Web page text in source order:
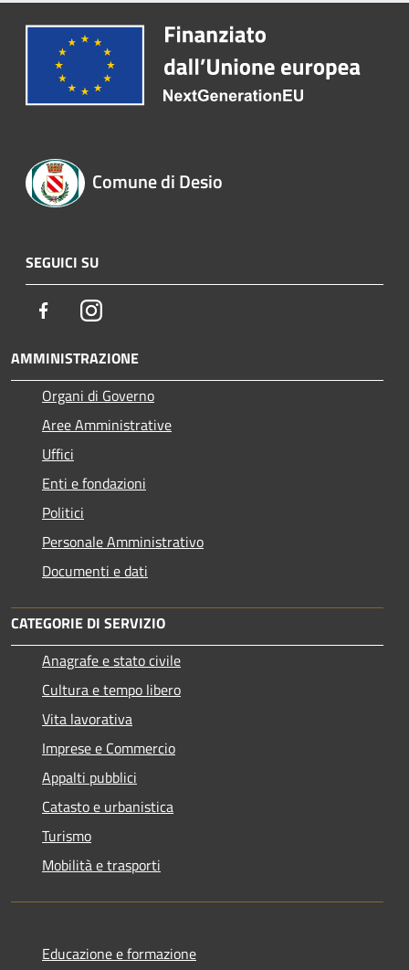
Comune di Desio
SEGUICI SU
FacebookInstagram
AMMINISTRAZIONE
Organi di Governo
Aree Amministrative
Uffici
Enti e fondazioni
Politici
Personale Amministrativo
Documenti e dati
CATEGORIE DI SERVIZIO
Anagrafe e stato civile
Cultura e tempo libero
Vita lavorativa
Imprese e Commercio
Appalti pubblici
Catasto e urbanistica
Turismo
Mobilità e trasporti
Educazione e formazione